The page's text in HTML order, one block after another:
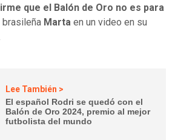
que el Balón de Oro no es para
brasileña Marta en un video en su
Lee También >
El español Rodri se quedó con el
Balón de Oro 2024, premio al mejor
futbolista del mundo